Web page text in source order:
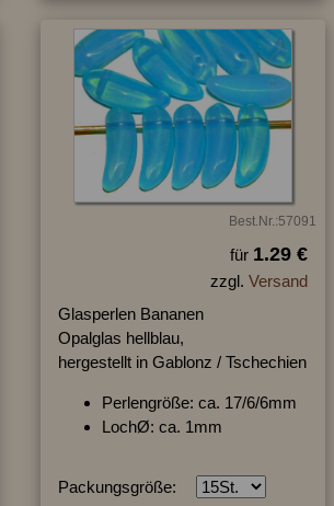
Best.Nr.:57091
für 1.29 €
zzgl. Versand
Glasperlen Bananen
Opalglas hellblau,
hergestellt in Gablonz / Tschechien
Perlengröße: ca. 17/6/6mm
LochØ: ca. 1mm
Packungsgröße: